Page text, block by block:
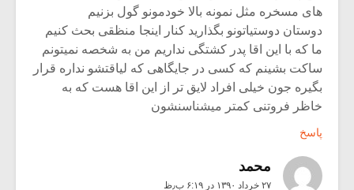
های مسخره مثل نمونه بالا خودمونو گول بزنیم
دوستان دوستیاتونو بگذارید کنار اینجا منظقی بحث کنیم
ما که با این اقا پدر کشتگی نداریم من به شخصه نمیتونم
ساکت بشینم که کسی در جایگاهی که لیاقتشو نداره قرار
بگیره جون خیلی افراد لایق تر از این اقا هست که به
خاظر فروتنی کمتر میشناسنشون
پاسخ
محمد
۲۷ خرداد ۱۳۹۰ در ۶:۱۹ ب٫ظ